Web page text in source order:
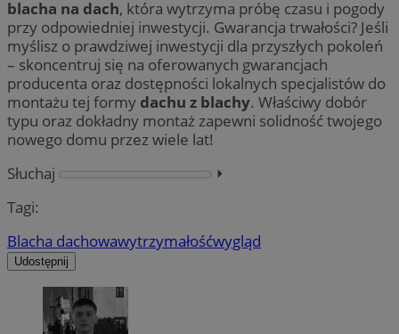
blacha na dach, która wytrzyma próbę czasu i pogody
przy odpowiedniej inwestycji. Gwarancja trwałości? Jeśli
myślisz o prawdziwej inwestycji dla przyszłych pokoleń
– skoncentruj się na oferowanych gwarancjach
producenta oraz dostępności lokalnych specjalistów do
montażu tej formy dachu z blachy. Właściwy dobór
typu oraz dokładny montaż zapewni solidność twojego
nowego domu przez wiele lat!
Słuchaj
⏵︎
Tagi:
Blacha dachowawytrzymałośćwygląd
Udostępnij